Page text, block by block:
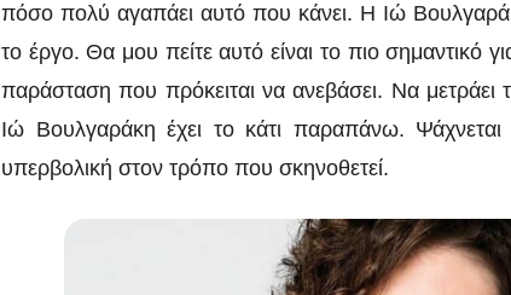
Ιώ
γενιά
εδώ
πόσο πολύ αγαπάει αυτό που κάνει. Η Ιώ
το έργο. Θα μου πείτε αυτό είναι το πιο σημαντικό
παράσταση που πρόκειται να ανεβάσει. Να μετράει
Ιώ Βουλγαράκη έχει το κάτι παραπάνω. Ψάχνεται
υπερβολική στον τρόπο που σκηνοθετεί.